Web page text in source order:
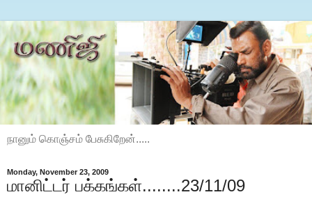
நானும் கொஞ்சம் பேசுகிறேன்.....
Monday, November 23, 2009
மானிட்டர் பக்கங்கள்........23/11/09